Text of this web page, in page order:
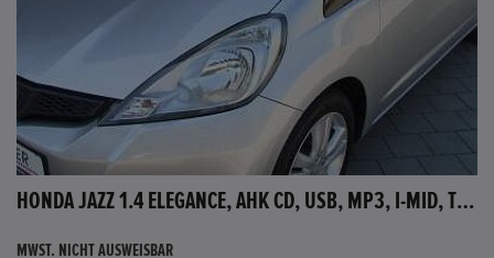
HONDA JAZZ 1.4 ELEGANCE, AHK CD, USB, MP3, I-MID, TEMPOMAT, AUX-IN
MWST. NICHT AUSWEISBAR